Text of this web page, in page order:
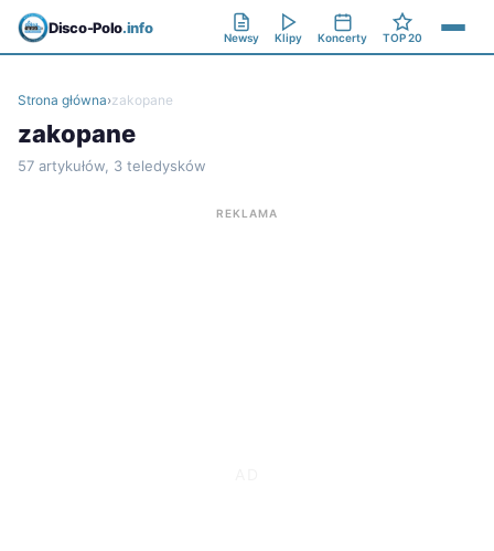
Disco-Polo.info
Newsy Klipy Koncerty TOP 20
Strona główna›zakopane
zakopane
57 artykułów, 3 teledysków
REKLAMA